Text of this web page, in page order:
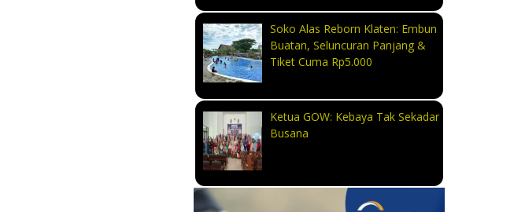
Soko Alas Reborn Klaten: Embun
Buatan, Seluncuran Panjang &
Tiket Cuma Rp5.000
Ketua GOW: Kebaya Tak Sekadar
Busana